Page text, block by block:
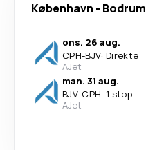
København - Bodrum
ons. 26 aug.
CPH-BJV· Direkte
AJet
man. 31 aug.
BJV-CPH· 1 stop
AJet